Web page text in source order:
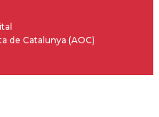
de Catalunya (AOC)